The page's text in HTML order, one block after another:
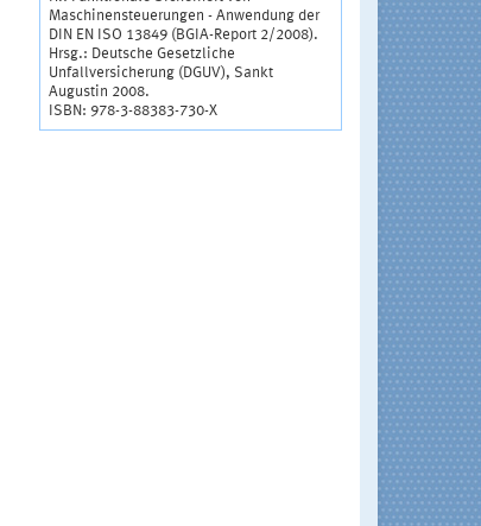
Maschinensteuerungen - Anwendung der
DIN EN ISO 13849 (BGIA-Report 2/2008).
Hrsg.: Deutsche Gesetzliche
Unfallversicherung (DGUV), Sankt
Augustin 2008.
ISBN: 978-3-88383-730-X